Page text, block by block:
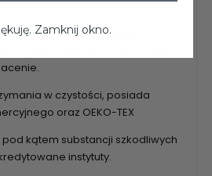
w dotyku tkaniną
w czystości, posiada
oraz OEKO-TEX
kątem substancji szkodliwych
instytuty.
Zamknij okno.